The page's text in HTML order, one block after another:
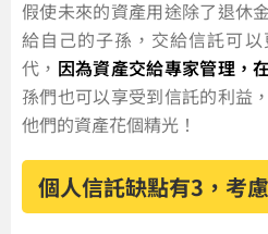
假使未來的資產用途除了退休
給自己的子孫，交給信託可
代， 因為資產交給專家管理，
孫們也可以享受到信託的利益
他們的資產花個精光！
個人信託缺點有3，考